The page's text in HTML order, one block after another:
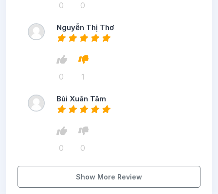
0 0
Nguyễn Thị Thơ
0 1
Bùi Xuân Tâm
0 0
Show More Review